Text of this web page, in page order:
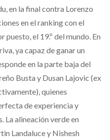
en la final contra Lorenzo
en el ranking con el
el 19.º del mundo. En
ya capaz de ganar un
en la parte baja del
Busta y Dusan Lajovic (ex
quienes
de experiencia y
La alineación verde en
Landaluce y Nishesh